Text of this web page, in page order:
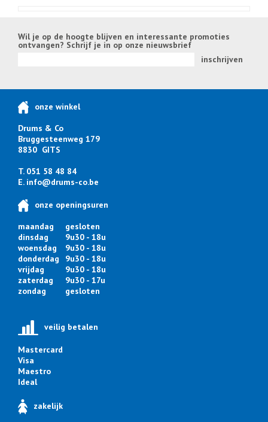
Wil je op de hoogte blijven en interessante promoties
ontvangen? Schrijf je in op onze nieuwsbrief
inschrijven
onze winkel
Drums & Co
Bruggesteenweg 179
8830 GITS
T. 051 58 48 84
E. info@drums-co.be
onze openingsuren
maandag
gesloten
dinsdag
9u30 - 18u
woensdag
9u30 - 18u
donderdag
9u30 - 18u
vrijdag
9u30 - 18u
zaterdag
9u30 - 17u
zondag
gesloten
veilig betalen
Mastercard
Visa
Maestro
Ideal
zakelijk